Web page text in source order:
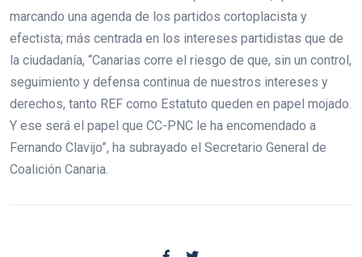
marcando una agenda de los partidos cortoplacista y
efectista; más centrada en los intereses partidistas que de
la ciudadanía, “Canarias corre el riesgo de que, sin un control,
seguimiento y defensa continua de nuestros intereses y
derechos, tanto REF como Estatuto queden en papel mojado.
Y ese será el papel que CC-PNC le ha encomendado a
Fernando Clavijo”, ha subrayado el Secretario General de
Coalición Canaria.